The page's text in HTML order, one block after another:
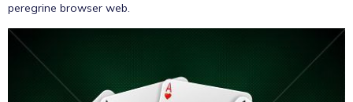
peregrine browser web.